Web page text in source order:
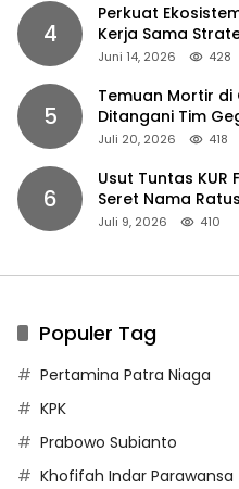
4
Perkuat
Kerja Sama
Juni 14, 2026 428
5
Temuan Mortir
Ditangani Tim
Juli 20, 2026 418
6
Usut Tuntas KUR
Seret Nama
Juli 9, 2026 410
Populer Tag
Pertamina Patra Niaga
KPK
Prabowo Subianto
Khofifah Indar Parawansa